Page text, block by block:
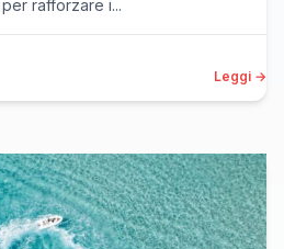
rafforzare i...
Leggi →